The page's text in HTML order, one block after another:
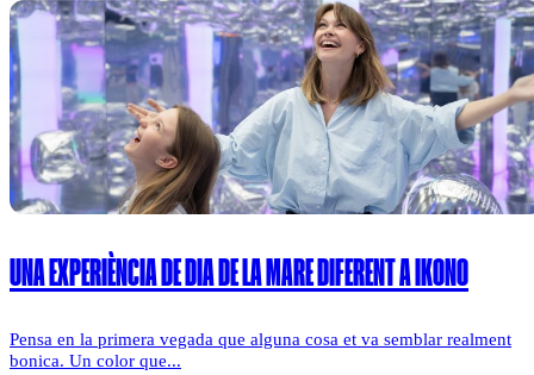
UNA EXPERIÈNCIA DE DIA DE LA MARE DIFERENT A IKONO
Pensa en la primera vegada que alguna cosa et va semblar realment
bonica. Un color que...